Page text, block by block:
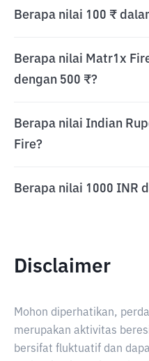
Berapa nilai 100 ₹
Berapa nilai Matr1x
dengan 500 ₹?
Berapa nilai Indian
Fire?
Berapa nilai 1000 INR
Disclaimer
Mohon diperhatikan,
merupakan aktivitas
bersifat fluktuatif dan